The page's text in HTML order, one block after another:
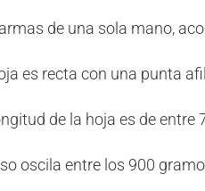
de una sola mano,
es recta con una punta
de la hoja es de
oscila entre los 900